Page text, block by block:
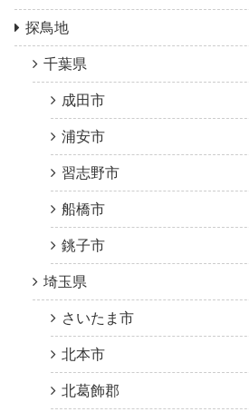
探鳥地
千葉県
成田市
浦安市
習志野市
船橋市
銚子市
埼玉県
さいたま市
北本市
北葛飾郡